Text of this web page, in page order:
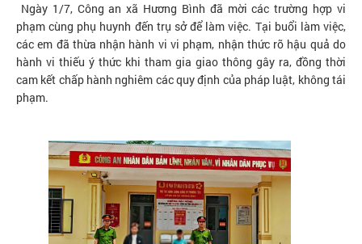
Ngày 1/7, Công an xã Hương Bình đã mời các trường hợp vi
phạm cùng phụ huynh đến trụ sở để làm việc. Tại buổi làm việc,
các em đã thừa nhận hành vi vi phạm, nhận thức rõ hậu quả do
hành vi thiếu ý thức khi tham gia giao thông gây ra, đồng thời
cam kết chấp hành nghiêm các quy định của pháp luật, không tái
phạm.